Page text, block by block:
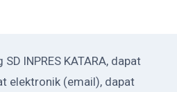
INPRES KATARA, dapat
elektronik (email), dapat